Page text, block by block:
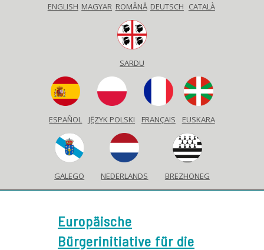
ENGLISH MAGYAR ROMÂNĂ DEUTSCH CATALÀ
SARDU
ESPAÑOL JĘZYK POLSKI FRANÇAIS EUSKARA
GALEGO NEDERLANDS BREZHONEG
Europäische
Bürgerinitiative für die